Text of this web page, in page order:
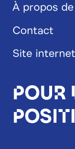
Blog
footer
À propos
Contact
Site internet
Pour